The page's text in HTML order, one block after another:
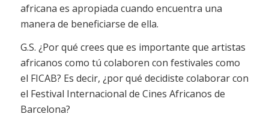
africana es apropiada cuando encuentra una
manera de beneficiarse de ella.
G.S. ¿Por qué crees que es importante que artistas
africanos como tú colaboren con festivales como
el FICAB? Es decir, ¿por qué decidiste colaborar con
el Festival Internacional de Cines Africanos de
Barcelona?